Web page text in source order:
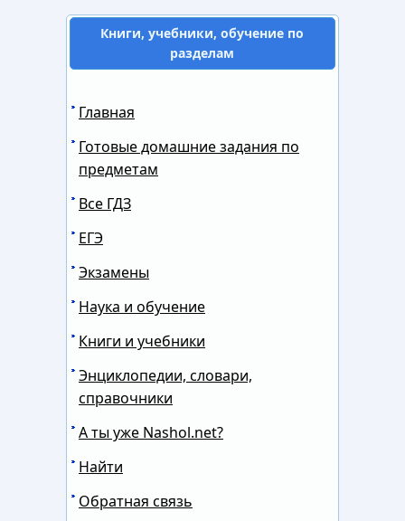
Книги, учебники, обучение по
разделам
Главная
Готовые домашние задания по
предметам
Все ГДЗ
ЕГЭ
Экзамены
Наука и обучение
Книги и учебники
Энциклопедии, словари,
справочники
А ты уже Nashol.net?
Найти
Обратная связь